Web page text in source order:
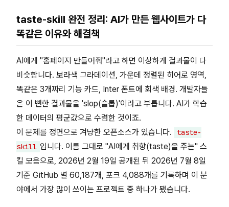
taste-skill 완전 정리: AI가 만든 웹사이트가 다
똑같은 이유와 해결책
AI에게 "홈페이지 만들어줘"라고 하면 이상하게 결과물이 다
비슷합니다. 보라색 그라데이션, 가운데 정렬된 히어로 영역,
똑같은 3개짜리 기능 카드, Inter 폰트에 회색 배경. 개발자들
은 이 뻔한 결과물을 'slop(슬롭)'이라고 부릅니다. AI가 학습
한 데이터의 평균값으로 수렴한 것이죠.
이 문제를 정면으로 겨냥한 오픈소스가 있습니다.
taste-
skill 입니다. 이름 그대로 "AI에게 취향(taste)을 주는" 스
킬 모음으로, 2026년 2월 19일 공개된 뒤 2026년 7월 8일
기준 GitHub 별 60,187개, 포크 4,088개를 기록하며 이 분
야에서 가장 많이 쓰이는 프로젝트 중 하나가 됐습니다.